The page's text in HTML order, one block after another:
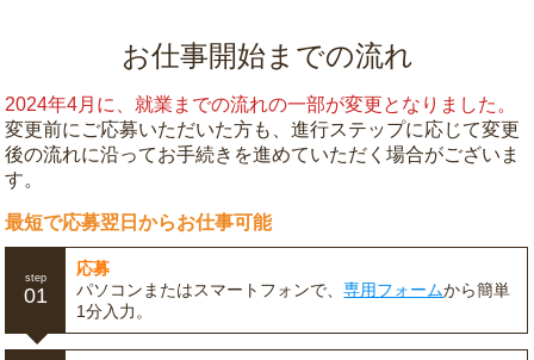
お仕事開始までの流れ
2024年4月に、就業までの流れの一部が変更となりました。
変更前にご応募いただいた方も、進行ステップに応じて変更
後の流れに沿ってお手続きを進めていただく場合がございま
す。
最短で応募翌日からお仕事可能
step
01
応募
パソコンまたはスマートフォンで、専用フォームから簡単
1分入力。